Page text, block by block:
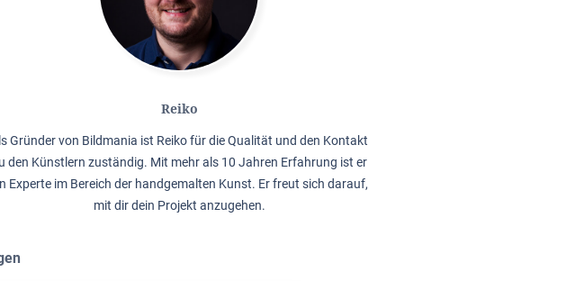
Reiko
Gründer von Bildmania ist Reiko für die Qualität und den Kontakt
den Künstlern zuständig. Mit mehr als 10 Jahren Erfahrung ist er
Experte im Bereich der handgemalten Kunst. Er freut sich darauf,
mit dir dein Projekt anzugehen.